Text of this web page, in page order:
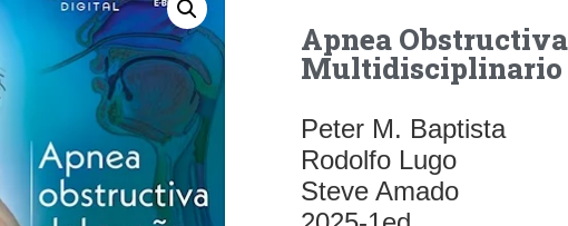
Apnea
Multidisciplinario
Peter M. Baptista
Rodolfo Lugo
Steve Amado